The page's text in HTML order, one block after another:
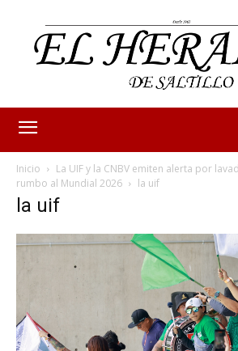
Inicio
La UIF y la CNBV emiten alerta por
rumbo al Mundial 2026
la uif
la uif